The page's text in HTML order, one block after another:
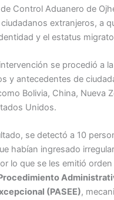
Control Aduanero de
extranjeros, a
y el estatus
se procedió a
y antecedentes de
Bolivia, China, Nueva
Unidos.
se detectó a 10
habían ingresado
lo que se les emitió
(PASEE),